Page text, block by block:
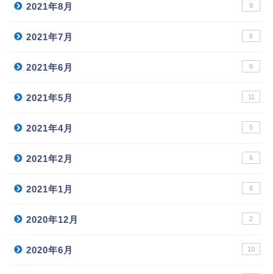
2021年8月 9
2021年7月 6
2021年6月 6
2021年5月 11
2021年4月 5
2021年2月 6
2021年1月 6
2020年12月 2
2020年6月 10